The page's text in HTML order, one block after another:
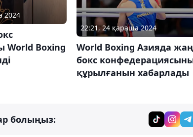
2024
World Boxing
22:21, 24 қараша 2024
World Boxing Азияда
бокс
құрылғанын хабарлады
болыңыз: